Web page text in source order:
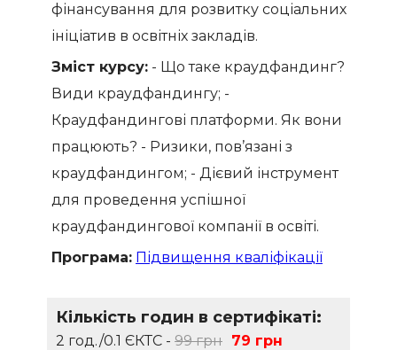
фінансування для розвитку соціальних
ініціатив в освітніх закладів.
Зміст курсу: - Що таке краудфандинг?
Види краудфандингу; -
Краудфандингові платформи. Як вони
працюють? - Ризики, пов’язані з
краудфандингом; - Дієвий інструмент
для проведення успішної
краудфандингової компанії в освіті.
Програма: Підвищення кваліфікації
Кількість годин в сертифікаті:
2 год./0.1 ЄКТС - 99 грн 79 грн